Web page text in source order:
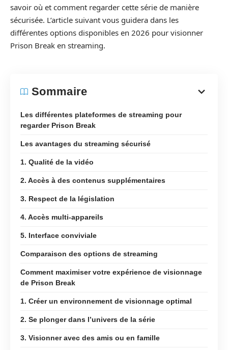
savoir où et comment regarder cette série de manière
sécurisée. L’article suivant vous guidera dans les
différentes options disponibles en 2026 pour visionner
Prison Break en streaming.
Sommaire
Les différentes plateformes de streaming pour
regarder Prison Break
Les avantages du streaming sécurisé
1. Qualité de la vidéo
2. Accès à des contenus supplémentaires
3. Respect de la législation
4. Accès multi-appareils
5. Interface conviviale
Comparaison des options de streaming
Comment maximiser votre expérience de visionnage
de Prison Break
1. Créer un environnement de visionnage optimal
2. Se plonger dans l’univers de la série
3. Visionner avec des amis ou en famille